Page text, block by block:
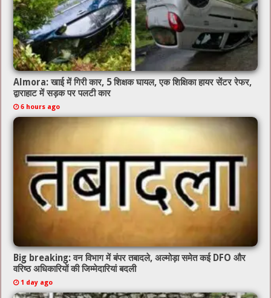
Almora: खाई में गिरी कार, 5 शिक्षक घायल, एक शिक्षिका हायर सेंटर रेफर,
द्वाराहाट में सड़क पर पलटी कार
6 hours ago
Big breaking: वन विभाग में बंपर तबादले, अल्मोड़ा समेत कई DFO और
वरिष्ठ अधिकारियों की जिम्मेदारियां बदली
1 day ago